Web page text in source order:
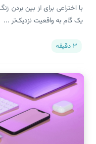
با اختراعی برای از بین بردن
یک گام به واقعیت نزدیک‌تر ...
3 دقیقه